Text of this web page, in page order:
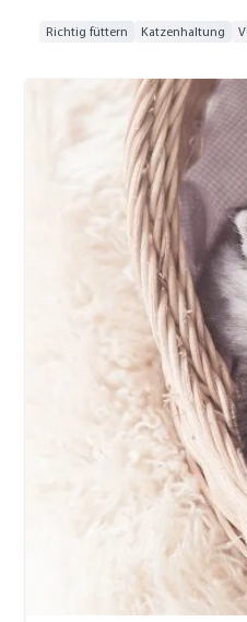
Richtig füttern Katzenhaltung